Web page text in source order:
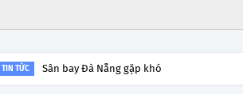
TIN TỨC Lý do tạm dừng khai thác một số đường